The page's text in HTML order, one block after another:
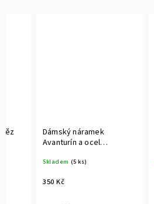
Dámský náramek
Avanturín a ocel
Skladem (5 ks)
350 Kč